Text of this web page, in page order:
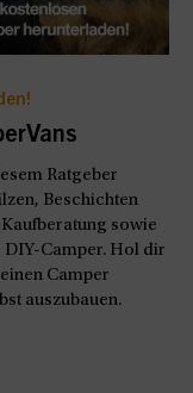
Ratgeber
Beschichten
sowie
Camper. Hol dir
Camper
auszubauen.